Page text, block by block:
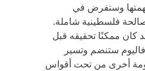
وستفرض في
فلسطينية شاملة.
كان ممكنًا تحقيقه قبل
ستنضم وتسير
أخرى من تحت أقواس